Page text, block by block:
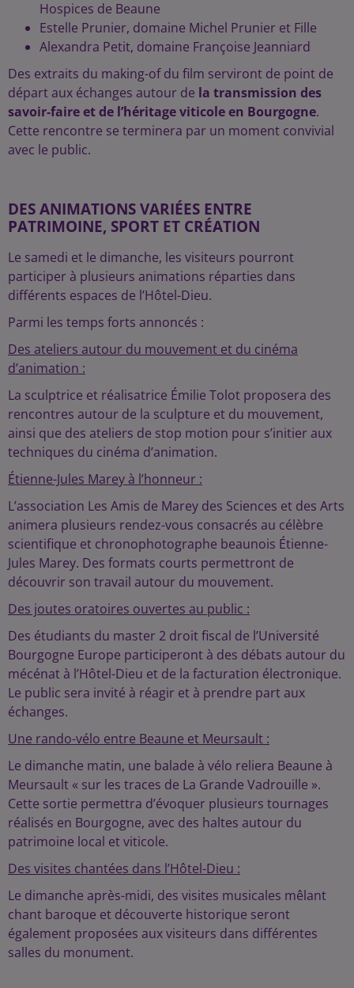
Hospices de Beaune
Estelle Prunier, domaine Michel Prunier et Fille
Alexandra Petit, domaine Françoise Jeanniard
Des extraits du making-of du film serviront de point de
départ aux échanges autour de la transmission des
savoir-faire et de l’héritage viticole en Bourgogne.
Cette rencontre se terminera par un moment convivial
avec le public.
DES ANIMATIONS VARIÉES ENTRE
PATRIMOINE, SPORT ET CRÉATION
Le samedi et le dimanche, les visiteurs pourront
participer à plusieurs animations réparties dans
différents espaces de l’Hôtel-Dieu.
Parmi les temps forts annoncés :
Des ateliers autour du mouvement et du cinéma
d’animation :
La sculptrice et réalisatrice Émilie Tolot proposera des
rencontres autour de la sculpture et du mouvement,
ainsi que des ateliers de stop motion pour s’initier aux
techniques du cinéma d’animation.
Étienne-Jules Marey à l’honneur :
L’association Les Amis de Marey des Sciences et des Arts
animera plusieurs rendez-vous consacrés au célèbre
scientifique et chronophotographe beaunois Étienne-
Jules Marey. Des formats courts permettront de
découvrir son travail autour du mouvement.
Des joutes oratoires ouvertes au public :
Des étudiants du master 2 droit fiscal de l’Université
Bourgogne Europe participeront à des débats autour du
mécénat à l’Hôtel-Dieu et de la facturation électronique.
Le public sera invité à réagir et à prendre part aux
échanges.
Une rando-vélo entre Beaune et Meursault :
Le dimanche matin, une balade à vélo reliera Beaune à
Meursault « sur les traces de La Grande Vadrouille ».
Cette sortie permettra d’évoquer plusieurs tournages
réalisés en Bourgogne, avec des haltes autour du
patrimoine local et viticole.
Des visites chantées dans l’Hôtel-Dieu :
Le dimanche après-midi, des visites musicales mêlant
chant baroque et découverte historique seront
également proposées aux visiteurs dans différentes
salles du monument.